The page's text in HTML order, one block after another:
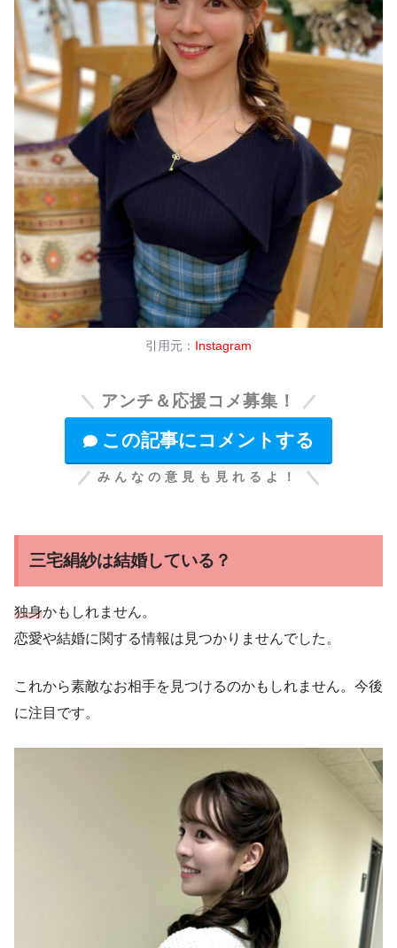
引用元： Instagram
アンチ＆応援コメ募集！
この記事にコメントする
みんなの意見も見れるよ！
三宅絹紗は結婚している？
独身かもしれません。
恋愛や結婚に関する情報は見つかりませんでした。
これから素敵なお相手を見つけるのかもしれません。今後
に注目です。